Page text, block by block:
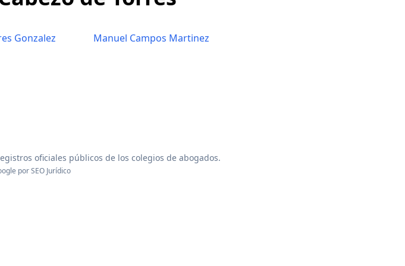
Gonzalez
Manuel Campos Martinez
oficiales públicos de los colegios de abogados.
porSEO Jurídico